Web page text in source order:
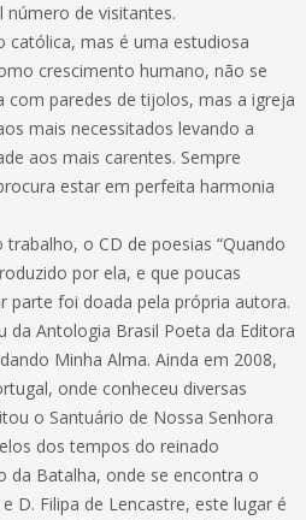
número de visitantes.
mas é uma estudiosa
crescimento humano, não se
com paredes de tijolos, mas a igreja
mais necessitados levando a
aos mais carentes. Sempre
estar em perfeita harmonia
o CD de poesias “Quando
por ela, e que poucas
parte foi doada pela própria autora.
da Antologia Brasil Poeta da Editora
Minha Alma. Ainda em 2008,
onde conheceu diversas
o Santuário de Nossa Senhora
dos tempos do reinado
da Batalha, onde se encontra o
D. Filipa de Lencastre, este lugar é